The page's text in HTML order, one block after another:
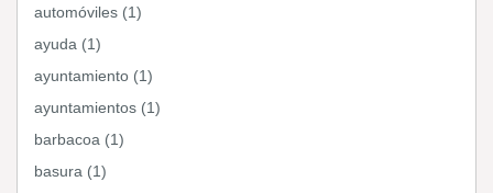
automóviles (1)
ayuda (1)
ayuntamiento (1)
ayuntamientos (1)
barbacoa (1)
basura (1)